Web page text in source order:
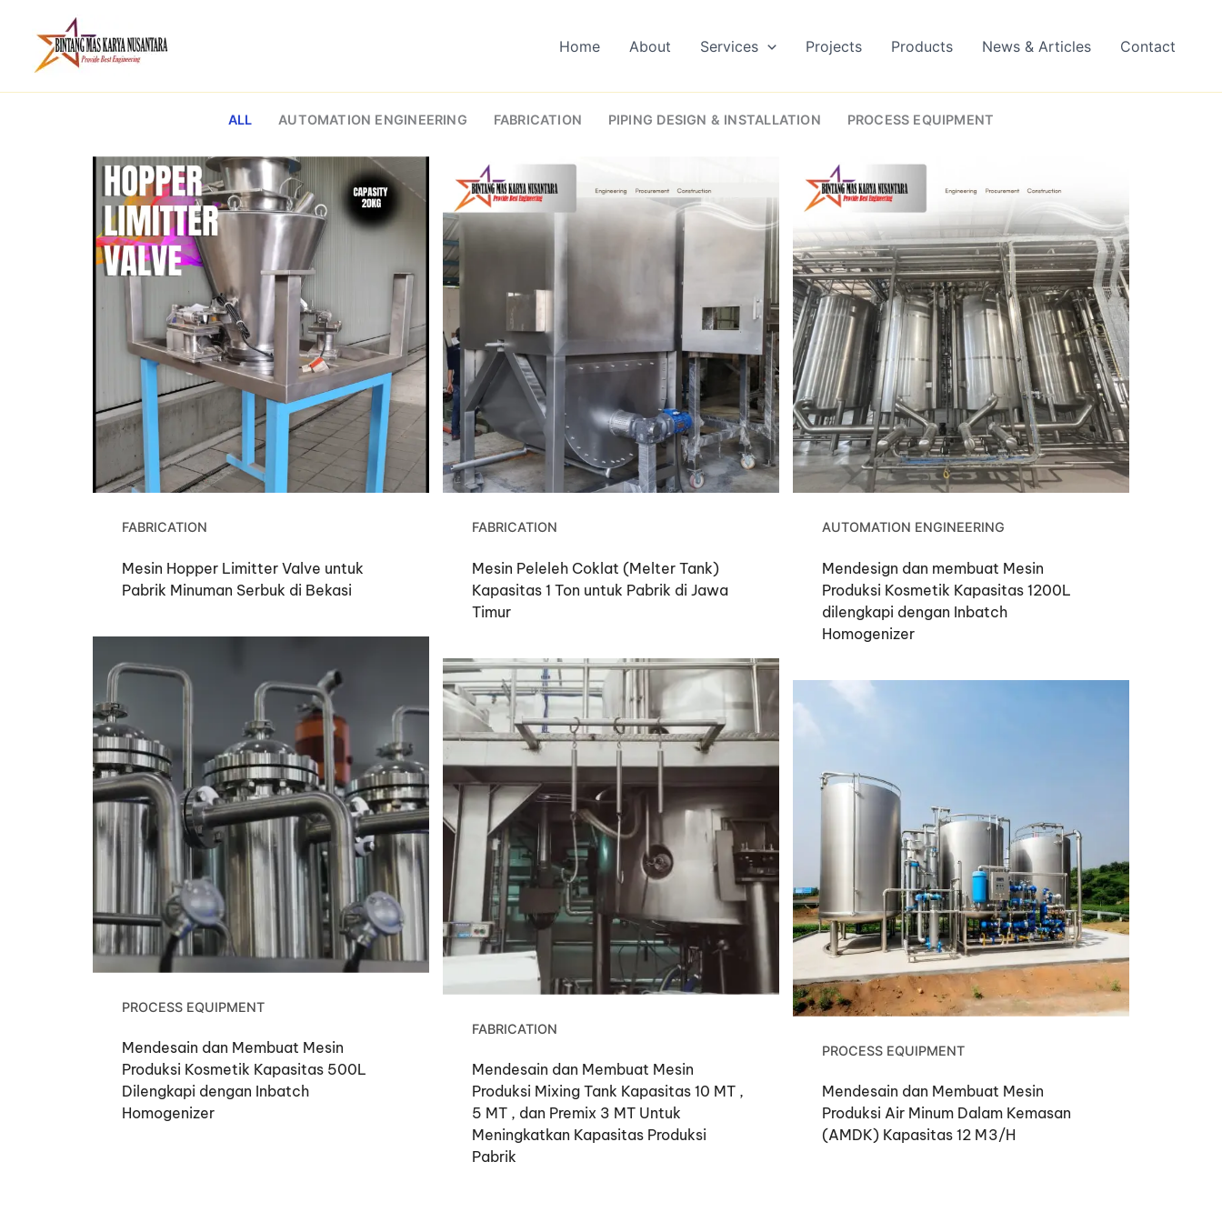
content
Home About Services Projects Products News & Articles Contact
ALL AUTOMATION ENGINEERING FABRICATION PIPING DESIGN & INSTALLATION PROCESS EQUIPMENT
FABRICATION
Mesin Hopper Limitter Valve untuk
Pabrik Minuman Serbuk di Bekasi
FABRICATION
Mesin Peleleh Coklat (Melter Tank)
Kapasitas 1 Ton untuk Pabrik di Jawa
Timur
AUTOMATION ENGINEERING
Mendesign dan membuat Mesin
Produksi Kosmetik Kapasitas 1200L
dilengkapi dengan Inbatch
Homogenizer
PROCESS EQUIPMENT
Mendesain dan Membuat Mesin
Produksi Kosmetik Kapasitas 500L
Dilengkapi dengan Inbatch
Homogenizer
FABRICATION
Mendesain dan Membuat Mesin
Produksi Mixing Tank Kapasitas 10 MT ,
5 MT , dan Premix 3 MT Untuk
Meningkatkan Kapasitas Produksi
Pabrik
PROCESS EQUIPMENT
Mendesain dan Membuat Mesin
Produksi Air Minum Dalam Kemasan
(AMDK) Kapasitas 12 M3/H